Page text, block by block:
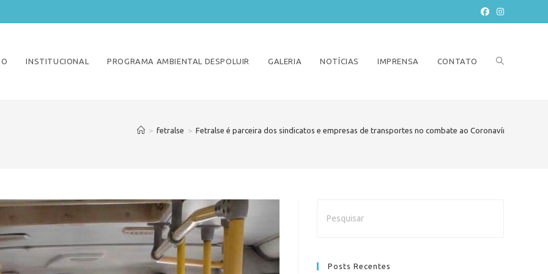
INSTITUCIONAL PROGRAMA AMBIENTAL DESPOLUIR GALERIA NOTÍCIAS IMPRENSA CONTATO
> fetralse > Fetralse é parceira dos sindicatos e empresas de transportes no combate ao Coronavírus
Posts Recentes